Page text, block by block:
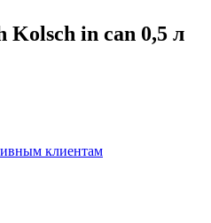
Kolsch in can 0,5 л
клиентам